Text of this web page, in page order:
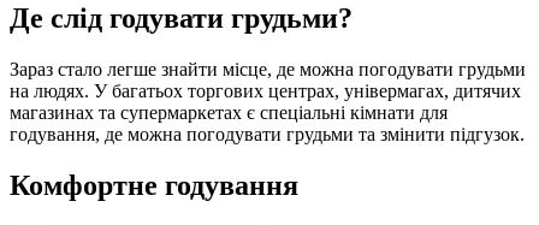
Де слід годувати грудьми?
Зараз стало легше знайти місце, де можна погодувати грудьми
на людях. У багатьох торгових центрах, універмагах, дитячих
магазинах та супермаркетах є спеціальні кімнати для
годування, де можна погодувати грудьми та змінити підгузок.
Комфортне годування